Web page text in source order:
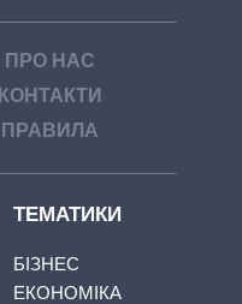
ПРО НАС
КОНТАКТИ
ПРАВИЛА
ТЕМАТИКИ
БІЗНЕС
ЕКОНОМІКА